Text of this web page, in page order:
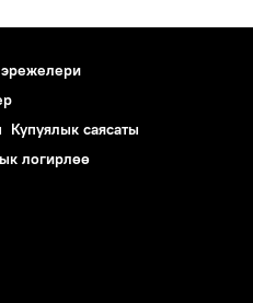
Купуялык саясаты
логирлөө